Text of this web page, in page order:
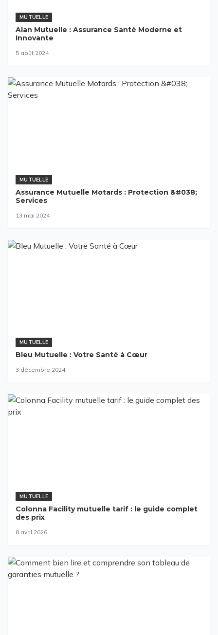
MUTUELLE
Alan Mutuelle : Assurance Santé Moderne et
Innovante
5 août 2024
MUTUELLE
Assurance Mutuelle Motards : Protection &#038;
Services
13 mai 2024
MUTUELLE
Bleu Mutuelle : Votre Santé à Cœur
3 décembre 2024
MUTUELLE
Colonna Facility mutuelle tarif : le guide complet
des prix
8 avril 2026